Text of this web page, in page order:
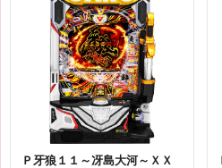
Ｐ牙狼１１～冴島大河～ＸＸ